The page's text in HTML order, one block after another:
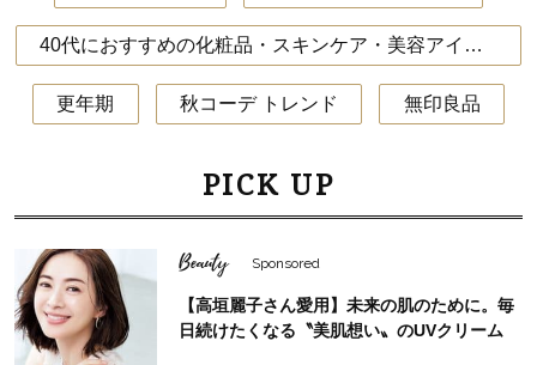
40代におすすめの化粧品・スキンケア・美容アイテム
更年期 秋コーデ トレンド 無印良品
PICK UP
Beauty Sponsored
【高垣麗子さん愛用】未来の肌のために。毎
日続けたくなる〝美肌想い〟のUVクリーム